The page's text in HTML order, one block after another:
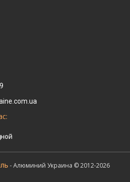
- Алюминий Украина © 2012-2026